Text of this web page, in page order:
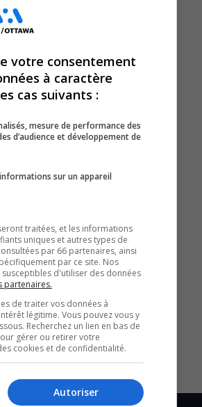
qui
et
sont
votre consentement
à caractère
cas suivants :
mesure de performance des
d’audience et développement de
sur un appareil
traitées, et les informations
uniques et autres types de
par 66 partenaires, ainsi
par ce site. Nos
d'utiliser des données
partenaires.
de traiter vos données à
légitime. Vous pouvez vous y
Recherchez un lien en bas de
gérer ou retirer votre
cookies et de confidentialité.
Autoriser